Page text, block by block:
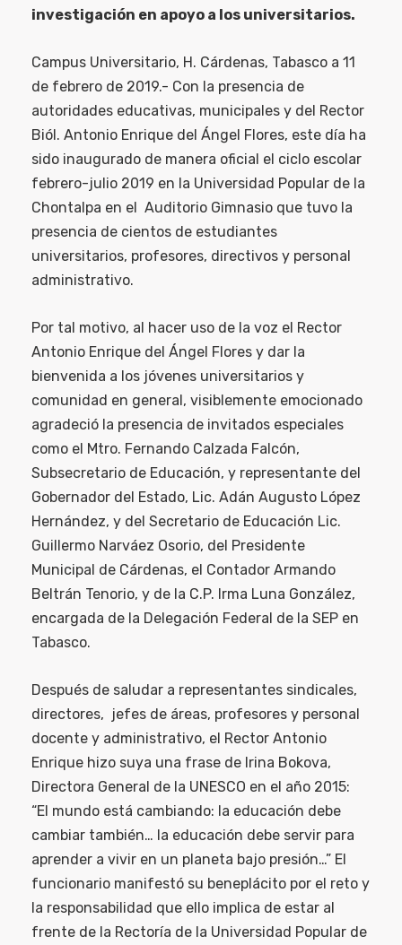
investigación en apoyo a los universitarios.
Campus Universitario, H. Cárdenas, Tabasco a 11
de febrero de 2019.- Con la presencia de
autoridades educativas, municipales y del Rector
Biól. Antonio Enrique del Ángel Flores, este día ha
sido inaugurado de manera oficial el ciclo escolar
febrero-julio 2019 en la Universidad Popular de la
Chontalpa en el Auditorio Gimnasio que tuvo la
presencia de cientos de estudiantes
universitarios, profesores, directivos y personal
administrativo.
Por tal motivo, al hacer uso de la voz el Rector
Antonio Enrique del Ángel Flores y dar la
bienvenida a los jóvenes universitarios y
comunidad en general, visiblemente emocionado
agradeció la presencia de invitados especiales
como el Mtro. Fernando Calzada Falcón,
Subsecretario de Educación, y representante del
Gobernador del Estado, Lic. Adán Augusto López
Hernández, y del Secretario de Educación Lic.
Guillermo Narváez Osorio, del Presidente
Municipal de Cárdenas, el Contador Armando
Beltrán Tenorio, y de la C.P. Irma Luna González,
encargada de la Delegación Federal de la SEP en
Tabasco.
Después de saludar a representantes sindicales,
directores, jefes de áreas, profesores y personal
docente y administrativo, el Rector Antonio
Enrique hizo suya una frase de Irina Bokova,
Directora General de la UNESCO en el año 2015:
“El mundo está cambiando: la educación debe
cambiar también… la educación debe servir para
aprender a vivir en un planeta bajo presión…” El
funcionario manifestó su beneplácito por el reto y
la responsabilidad que ello implica de estar al
frente de la Rectoría de la Universidad Popular de